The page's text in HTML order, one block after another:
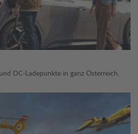
DC-Ladepunkte in ganz Österreich.